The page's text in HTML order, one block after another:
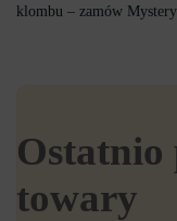
klombu – zamów
Ostatnio
towary